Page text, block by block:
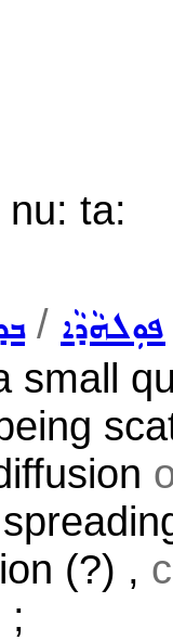
ta:
/ ܦܘܼܠܗܵܕܵܐ
small
(?) ,
;